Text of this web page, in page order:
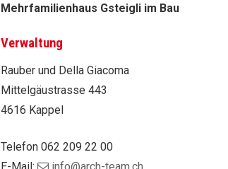
Mehrfamilienhaus Gsteigli im Bau
Verwaltung
Rauber und Della Giacoma
Mittelgäustrasse 443
4616 Kappel
Telefon 062 209 22 00